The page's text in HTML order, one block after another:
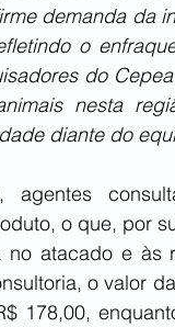
demanda da
o
do
nesta
diante do
agentes
o que, por
no atacado e às
o valor
178,00,